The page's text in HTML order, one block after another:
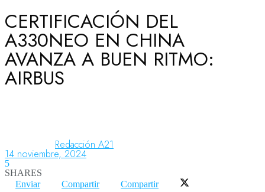
Aerolíneas
Aeronáutica
CERTIFICACIÓN DEL
A330NEO EN CHINA
AVANZA A BUEN RITMO:
AIRBUS
Redacción A21
14 noviembre, 2024
5
SHARES
Enviar
Compartir Compartir